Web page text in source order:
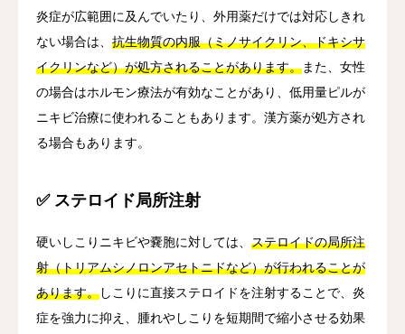
炎症が広範囲に及んでいたり、外用薬だけでは対応しきれ
ない場合は、 抗生物質の内服（ミノサイクリン、ドキシサ
イクリンなど）が処方されることがあります。また、女性
の場合はホルモン療法が有効なことがあり、低用量ピルが
ニキビ治療に使われることもあります。漢方薬が処方され
る場合もあります。
✅ ステロイド局所注射
硬いしこりニキビや嚢胞に対しては、 ステロイドの局所注
射（トリアムシノロンアセトニドなど）が行われることが
あります。しこりに直接ステロイドを注射することで、炎
症を強力に抑え、腫れやしこりを短期間で縮小させる効果